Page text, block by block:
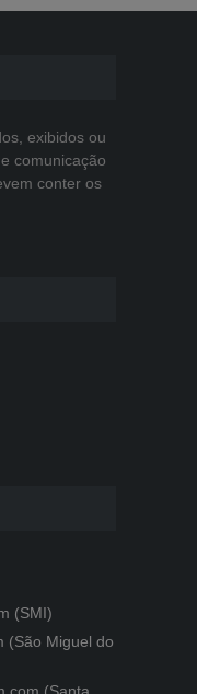
exibidos ou
comunicação
conter os
(SMI)
(São Miguel do